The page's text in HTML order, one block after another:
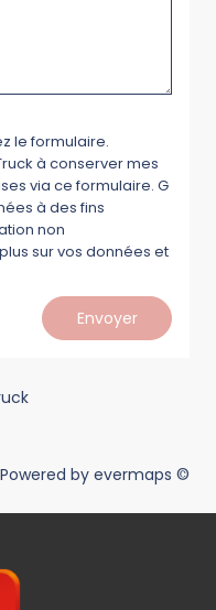
le formulaire.
à conserver mes
via ce formulaire. G
à des fins
non
sur vos données et
Envoyer
Powered by evermaps ©